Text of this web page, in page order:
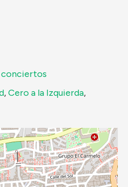
conciertos
,Cero a la Izquierda,